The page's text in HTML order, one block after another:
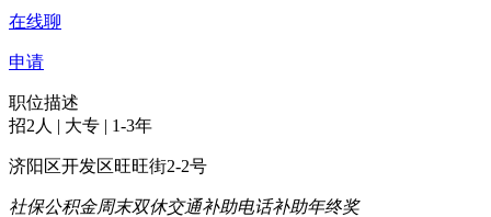
在线聊
申请
职位描述
招2人 | 大专 | 1-3年
济阳区开发区旺旺街2-2号
社保公积金周末双休交通补助电话补助年终奖